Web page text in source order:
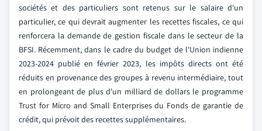
sociétés et des particuliers sont retenus sur le salaire d'un
particulier, ce qui devrait augmenter les recettes fiscales, ce qui
renforcera la demande de gestion fiscale dans le secteur de la
BFSI. Récemment, dans le cadre du budget de l'Union indienne
2023-2024 publié en février 2023, les impôts directs ont été
réduits en provenance des groupes à revenu intermédiaire, tout
en prolongeant de plus d'un milliard de dollars le programme
Trust for Micro and Small Enterprises du Fonds de garantie de
crédit, qui prévoit des recettes supplémentaires.